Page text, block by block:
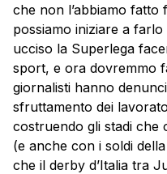
che non l’abbiamo
possiamo iniziare a
ucciso la Superlega
sport, e ora dovremmo
giornalisti hanno
sfruttamento dei
costruendo gli stadi che
(e anche con i soldi
che il derby d’Italia tra